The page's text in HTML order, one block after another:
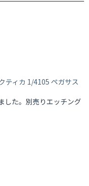
ティカ 1/4105 ペガサス
した。別売りエッチング